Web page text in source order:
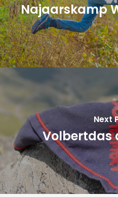
Najaarskamp
Next
Volbertdas